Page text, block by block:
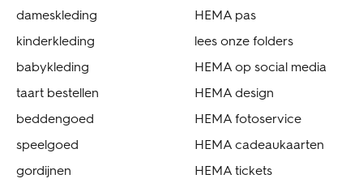
dameskleding
kinderkleding
babykleding
taart bestellen
beddengoed
speelgoed
gordijnen
HEMA pas
lees onze folders
HEMA op social media
HEMA design
HEMA fotoservice
HEMA cadeaukaarten
HEMA tickets